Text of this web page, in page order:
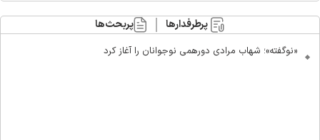
پرطرفدارها پربحث‌ها
«نوگفته»؛ شهاب مرادی دورهمی نوجوانان را آغاز کرد